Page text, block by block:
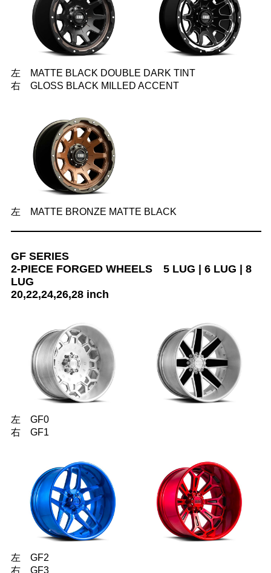
左 MATTE BLACK DOUBLE DARK TINT
右 GLOSS BLACK MILLED ACCENT
左 MATTE BRONZE MATTE BLACK
GF SERIES
2-PIECE FORGED WHEELS 5 LUG | 6 LUG | 8
LUG
20,22,24,26,28 inch
左 GF0
右 GF1
左 GF2
右 GF3